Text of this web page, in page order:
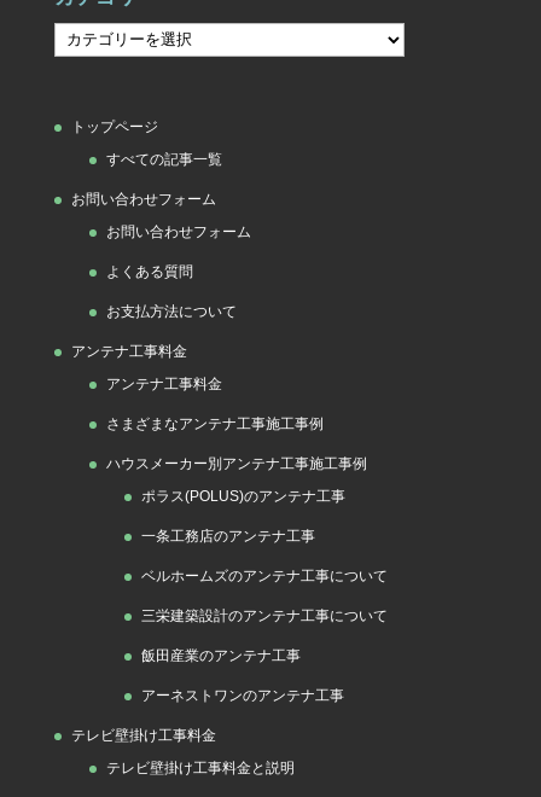
リ
トップページ
すべての記事一覧
お問い合わせフォーム
お問い合わせフォーム
よくある質問
お支払方法について
アンテナ工事料金
アンテナ工事料金
さまざまなアンテナ工事施工事例
ハウスメーカー別アンテナ工事施工事例
ポラス(POLUS)のアンテナ工事
一条工務店のアンテナ工事
ベルホームズのアンテナ工事について
三栄建築設計のアンテナ工事について
飯田産業のアンテナ工事
アーネストワンのアンテナ工事
テレビ壁掛け工事料金
テレビ壁掛け工事料金と説明